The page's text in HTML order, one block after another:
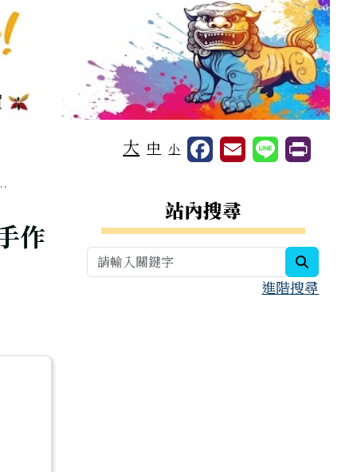
大 中 小
作
右邊區域內容
站內搜尋
進階搜尋